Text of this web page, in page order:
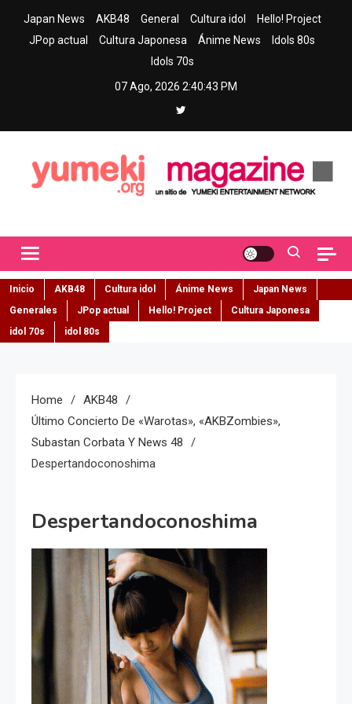
Japan News AKB48 General Cultura idol
Hello! Project
JPop actual
Cultura Japonesa Ánime News
Idols 80s
Idols 70s
07 Ago, 2026 2:40:44 PM
Inicio AKB48 Cultura idol Ánime News
Japan News
Generales
JPop actual Hello! Project
Cultura Japonesa
idol 70s
idol 80s
Home
AKB48
Último Concierto De «Warotas», «AKBZombies»,
Subastan Corbata Y News 48
Despertandoconoshima
Despertandoconoshima